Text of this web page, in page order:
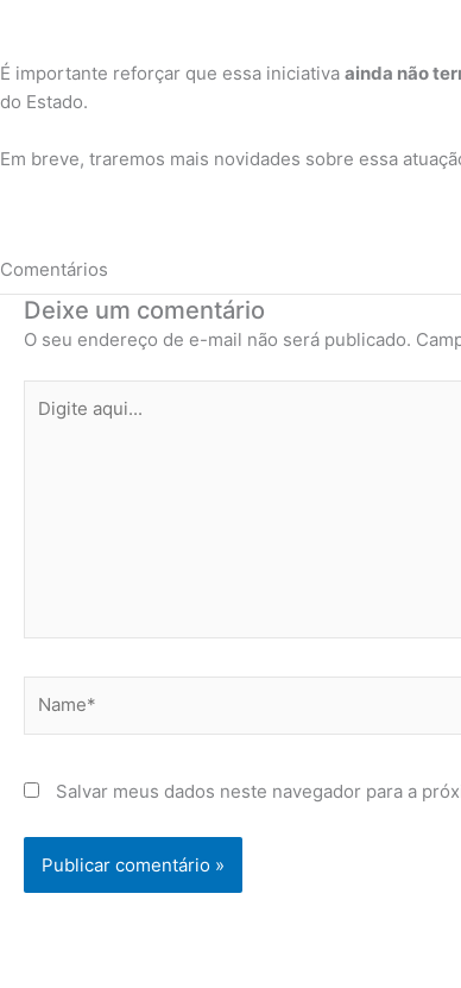
É importante reforçar que essa iniciativa ainda não
do Estado.
Em breve, traremos mais novidades sobre essa
Comentários
Deixe um comentário
O seu endereço de e-mail não será publicado.
aqui...
Salvar meus dados neste navegador para a